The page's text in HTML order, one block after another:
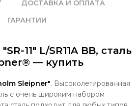
ДОСТАВКА И ОПЛАТА
ГАРАНТИИ
11" L/SR11A BB, сталь
— купить
Sleipner". Высоколегированная
с очень широким набором